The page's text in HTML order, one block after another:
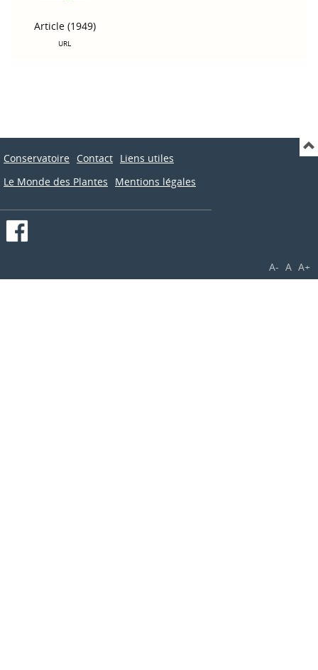
Article (1949)
URL
Conservatoire Contact Liens utiles
Le Monde des Plantes
Mentions légales
A- A A+